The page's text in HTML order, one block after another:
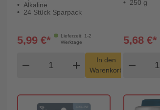
Alkaline
24 Stück Sparpack
Lieferzeit: 1-2
Werktage
5,99 €*
remove
Produkt Warenkorb Menge
add
In den
Warenkorb
shopping_cart
250 g
5,68 €*
remove